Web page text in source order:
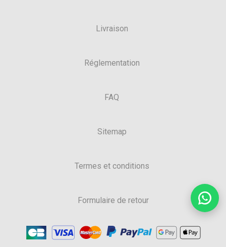
Livraison
Réglementation
FAQ
Sitemap
Termes et conditions
Formulaire de retour